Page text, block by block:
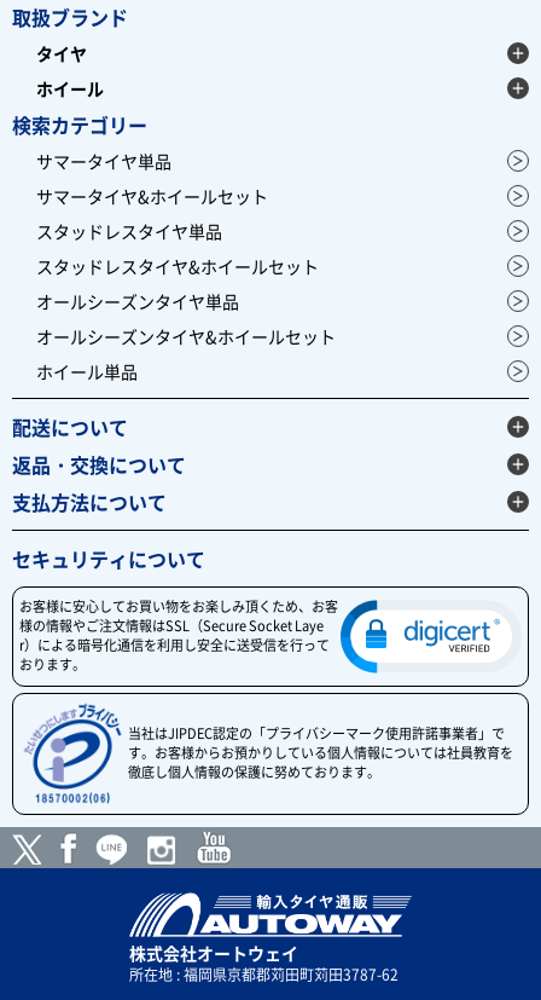
取扱ブランド
タイヤ
ホイール
検索カテゴリー
サマータイヤ単品
サマータイヤ&ホイールセット
スタッドレスタイヤ単品
スタッドレスタイヤ&ホイールセット
オールシーズンタイヤ単品
オールシーズンタイヤ&ホイールセット
ホイール単品
配送について
返品・交換について
支払方法について
セキュリティについて
お客様に安心してお買い物をお楽しみ頂くため、お客
様の情報やご注文情報はSSL（Secure Socket Laye
r）による暗号化通信を利用し安全に送受信を行って
おります。
当社はJIPDEC認定の「プライバシーマーク使用許諾事業者」で
す。お客様からお預かりしている個人情報については社員教育を
徹底し個人情報の保護に努めております。
株式会社オートウェイ
所在地 : 福岡県京都郡苅田町苅田3787-62